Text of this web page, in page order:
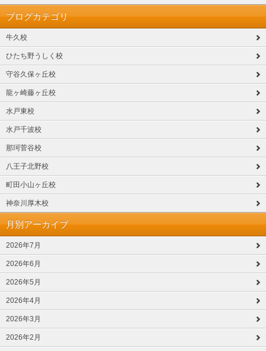
ブログカテゴリ
牛久校
ひたち野うしく校
守谷久保ヶ丘校
龍ヶ崎藤ヶ丘校
水戸東校
水戸千波校
那珂菅谷校
八王子北野校
町田小山ヶ丘校
神奈川厚木校
月別アーカイブ
2026年7月
2026年6月
2026年5月
2026年4月
2026年3月
2026年2月